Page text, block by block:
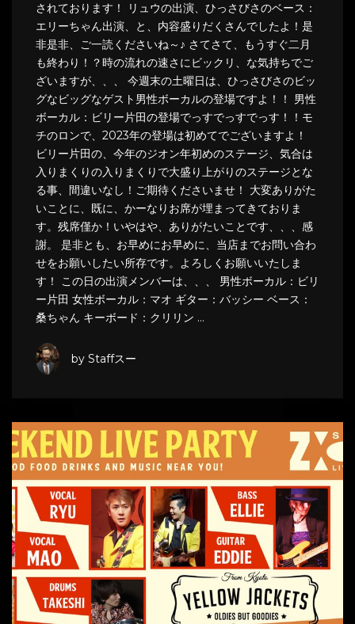
されております！ リュウの出演、ひっさびさのベース：
エリーちゃん出演、と、内容盛りだくさんでしたよ！是
非是非、ご一読くださいね～♪ さてさて、もうすぐ二月
も終わり！？時の流れの速さにビックリ、な気持ちでご
ざいますが、、、 今週末の土曜日は、ひっさびさのビッ
グなビッグなゲスト男性ボーカルの登場ですよ！！ 男性
ボーカル：ビリー片田の登場でっすでっすでっす！！モ
チのロンで、2023年の登場は初めてでございますよ！
ビリー片田の、今年のジオン年初めのステージ、気合は
入りまくりの入りまくりで大盛り上がりのステージとな
る事、間違いなし！ご期待くださいませ！ 大変ありがた
いことに、既に、かーなりお席が埋まってきておりま
す。残席僅か！いやはや、ありがたいことです、、、感
謝。 是非とも、お早めにお早めに、当店までお問い合わ
せをお願いしたい所存です。よろしくお願いいたしま
す！ この日の出演メンバーは、、、 男性ボーカル：ビリ
ー片田 女性ボーカル：マオ ギター：バッシー ベース：
桑ちゃん キーボード：クリリン …
by Staffスー